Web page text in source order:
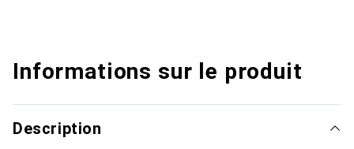
Informations sur le produit
Description